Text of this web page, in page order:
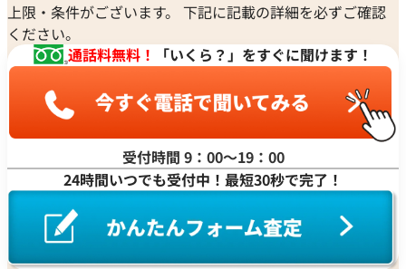
上限・条件がございます。 下記に記載の詳細を必ずご確認
ください。
通話料無料！
「いくら？」をすぐに聞けます！
受付時間 9：00〜19：00
24時間いつでも受付中！最短30秒で完了！